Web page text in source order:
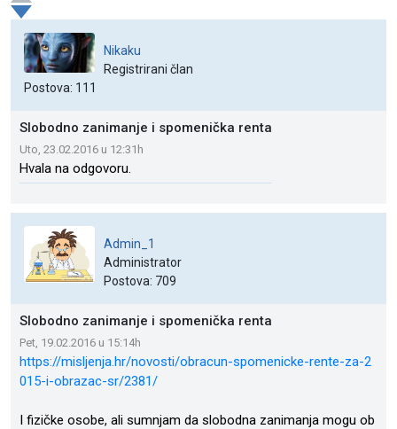
Nikaku
Registrirani član
Postova: 111
Slobodno zanimanje i spomenička renta
Uto, 23.02.2016 u 12:31h
Hvala na odgovoru.
Admin_1
Administrator
Postova: 709
Slobodno zanimanje i spomenička renta
Pet, 19.02.2016 u 15:14h
https://misljenja.hr/novosti/obracun-spomenicke-rente-za-2
015-i-obrazac-sr/2381/
I fizičke osobe, ali sumnjam da slobodna zanimanja mogu ob